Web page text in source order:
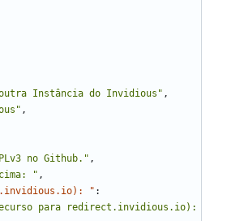
outra Instância do Invidious" ,
,
no Github." ,
" ,
" :
para redirect.invidious.io):